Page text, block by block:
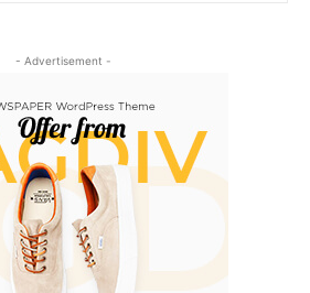
- Advertisement -